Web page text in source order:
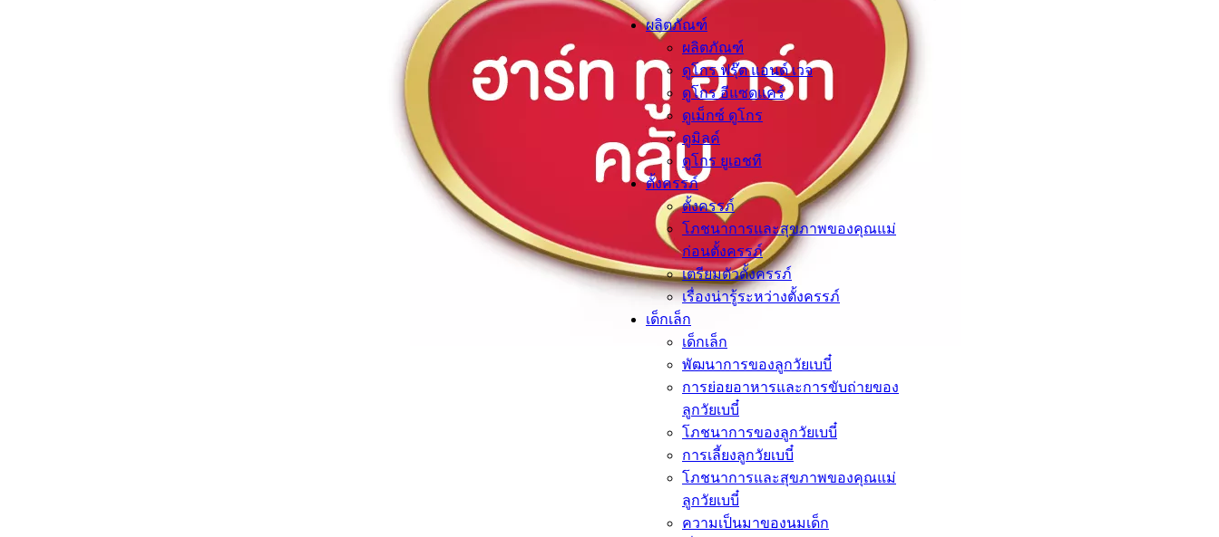
ผลิตภัณฑ์
ผลิตภัณฑ์
ดูโกร ฟรุ๊ต แอนด์ เวจ
ดูโกร อีแซดแคร์
ดูเม็กซ์ ดูโกร
ดูมิลค์
ดูโกร ยูเอชที
ตั้งครรภ์​
ตั้งครรภ์​
โภชนาการและสุขภาพของคุณแม่
ก่อนตั้งครรภ์
เตรียมตัวตั้งครรภ์
เรื่องน่ารู้ระหว่างตั้งครรภ์
เด็กเล็ก​
เด็กเล็ก​
พัฒนาการของลูกวัยเบบี๋
การย่อยอาหารและการขับถ่ายของ
ลูกวัยเบบี๋
โภชนาการของลูกวัยเบบี๋
การเลี้ยงลูกวัยเบบี๋
โภชนาการและสุขภาพของคุณแม่
ลูกวัยเบบี๋
ความเป็นมาของนมเด็ก